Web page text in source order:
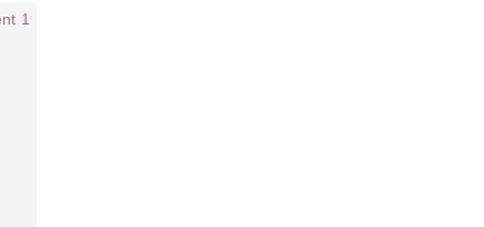
1 comment